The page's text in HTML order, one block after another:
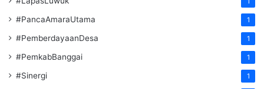
#PancaAmaraUtama 1
#PemberdayaanDesa 1
#PemkabBanggai 1
#Sinergi 1